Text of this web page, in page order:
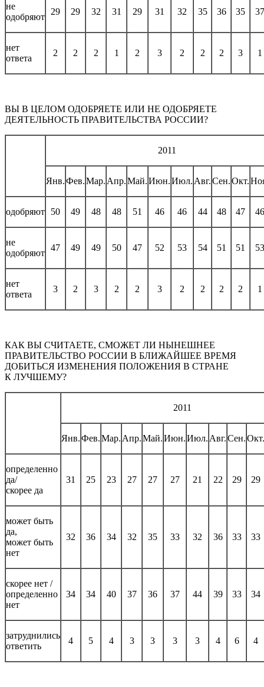
не
одобряют
29 29 32 31 29 31 32 35 36 35 37
нет
ответа
2 2 2 1 2 3 2 2 2 3 1
ВЫ В ЦЕЛОМ ОДОБРЯЕТЕ ИЛИ НЕ ОДОБРЯЕТЕ
ДЕЯТЕЛЬНОСТЬ ПРАВИТЕЛЬСТВА РОССИИ?
2011
Янв.Фев.Мар. Апр.Май.Июн.Июл. Авг.Сен.Окт.
одобряют 50 49 48 48 51 46 46 44 48 47 46
не
одобряют
47 49 49 50 47 52 53 54 51 51 53
нет
ответа
3 2 3 2 2 3 2 2 2 2 1
КАК ВЫ СЧИТАЕТЕ, СМОЖЕТ ЛИ НЫНЕШНЕЕ
ПРАВИТЕЛЬСТВО РОССИИ В БЛИЖАЙШЕЕ ВРЕМЯ
ДОБИТЬСЯ ИЗМЕНЕНИЯ ПОЛОЖЕНИЯ В СТРАНЕ
К ЛУЧШЕМУ?
2011
Янв.Фев.Мар. Апр.Май.Июн.Июл. Авг.Сен.Окт.
определенно
да/
скорее да
31 25 23 27 27 27 21 22 29 29
может быть
да,
может быть
нет
32 36 34 32 35 33 32 36 33 33
скорее нет /
определенно
нет
34 34 40 37 36 37 44 39 33 34
затруднились
ответить
4 5 4 3 3 3 3 4 6 4